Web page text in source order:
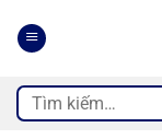
qua
Tìm
kiếm: